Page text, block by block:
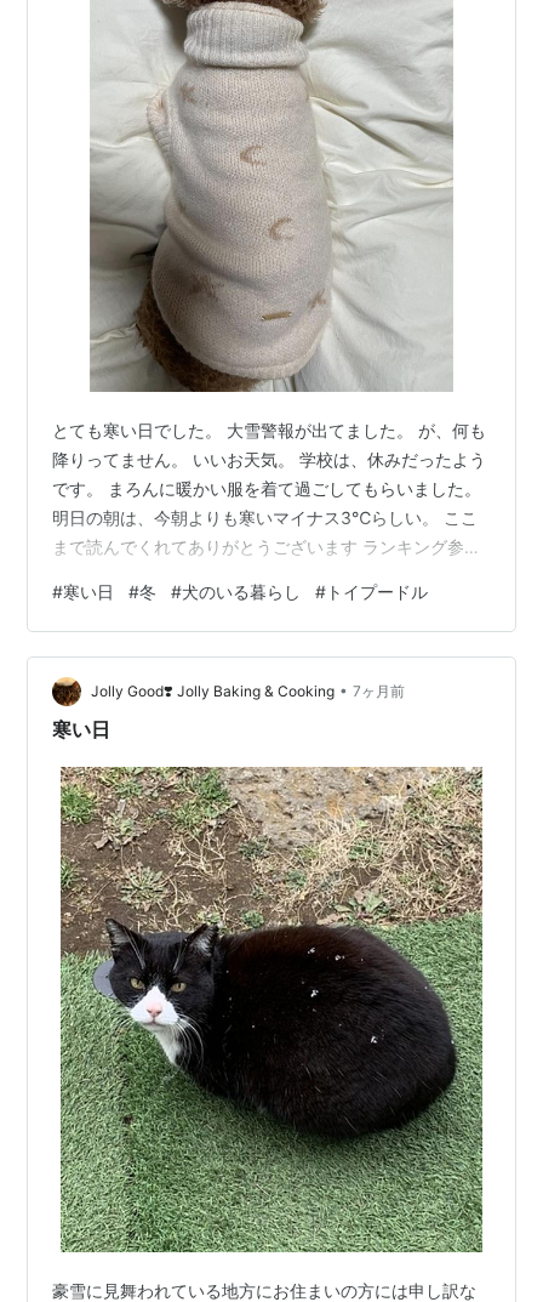
とても寒い日でした。 大雪警報が出てました。 が、何も
降りってません。 いいお天気。 学校は、休みだったよう
です。 まろんに暖かい服を着て過ごしてもらいました。
明日の朝は、今朝よりも寒いマイナス3℃らしい。 ここ
まで読んでくれてありがとうございます ランキング参加
の輪
#寒い日 #冬 #犬のいる暮らし # トイプードル
Jolly Good❣️ Jolly Baking & Cooking • 7ヶ月前
寒い日
豪雪に見舞われている地方にお住まいの方には申し訳な